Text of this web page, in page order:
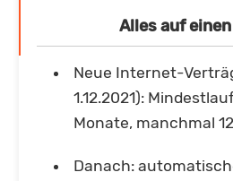
Alles auf
Neue Internet-
1.12.2021):
Monate, manchmal
Danach: